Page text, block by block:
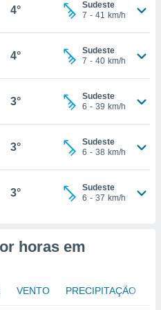
4°
Sudeste
7 - 41 km/h
4°
Sudeste
7 - 40 km/h
3°
Sudeste
6 - 39 km/h
3°
Sudeste
6 - 38 km/h
3°
Sudeste
6 - 37 km/h
horas em
VENTO PRECIPITAÇÃO